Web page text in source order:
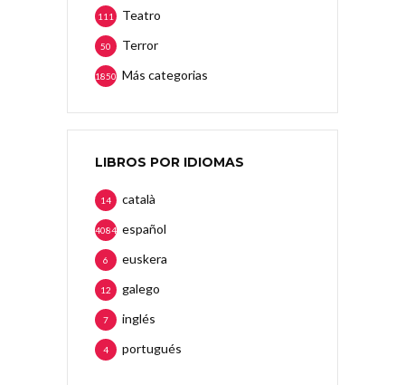
Teatro
111
Terror
50
Más categorias
1850
LIBROS POR IDIOMAS
català
14
español
4084
euskera
6
galego
12
inglés
7
portugués
4